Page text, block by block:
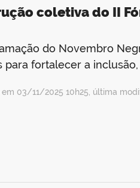
coletiva do II
do Novembro
para fortalecer a
em 03/11/2025 10h25, última